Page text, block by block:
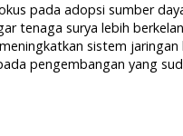
pada adopsi sumber
tenaga surya lebih
sistem jaringan
pengembangan yang